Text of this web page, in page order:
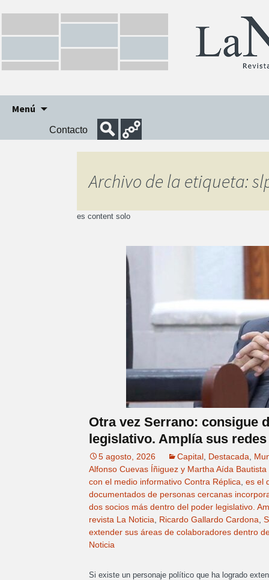
Menú
contenido
Contacto
Archivo de la etiqueta:
es content solo
Otra vez Serrano: consigue
legislativo. Amplía sus
5 agosto, 2026 Capital Destacada
Alfonso Cuevas Íñiguez y Martha Aída Bautista
con el medio informativo Contra Réplica es el
documentados de personas cercanas
dos socios más dentro del poder legislativo.
revista La Noticia
Ricardo Gallardo Cardona
extender sus áreas de colaboradores dentro
Noticia
Si existe un personaje político que ha logrado